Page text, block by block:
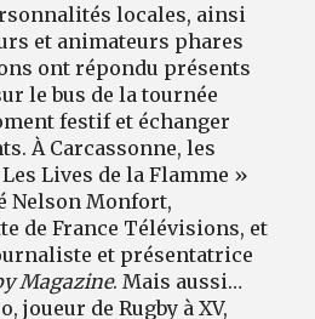
locales, ainsi
et animateurs phares
ont répondu présents
le bus de la tournée
festif et échanger
À Carcassonne, les
Lives de la Flamme »
Nelson Monfort,
de France Télévisions, et
et présentatrice
Magazine. Mais aussi…
joueur de Rugby à XV,